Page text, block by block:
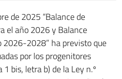
de 2025 “Balance de
el año 2026 y Balance
2026-2028” ha previsto que
por los progenitores
bis, letra b) de la Ley n.º